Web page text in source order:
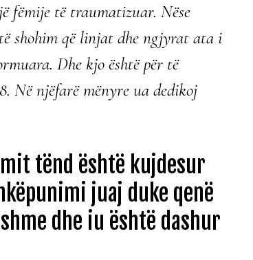
fëmije të traumatizuar. Nëse
shohim që linjat dhe ngjyrat ata i
Dhe kjo është për të
Në njëfarë mënyre ua dedikoj
tënd është kujdesur
juaj duke qenë
dhe iu është dashur